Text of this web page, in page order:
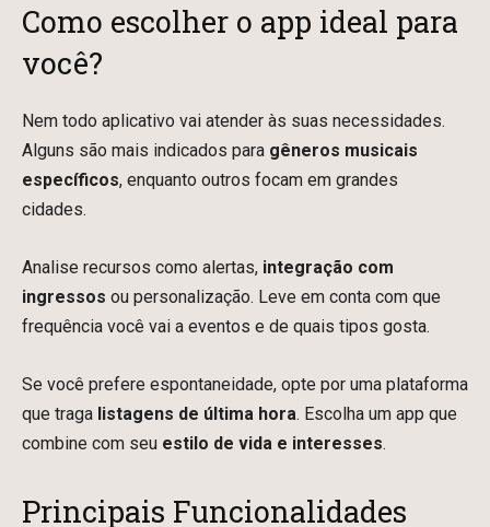
Como escolher o app ideal para
você?
Nem todo aplicativo vai atender às suas necessidades.
Alguns são mais indicados para gêneros musicais
específicos, enquanto outros focam em grandes
cidades.
Analise recursos como alertas, integração com
ingressos ou personalização. Leve em conta com que
frequência você vai a eventos e de quais tipos gosta.
Se você prefere espontaneidade, opte por uma plataforma
que traga listagens de última hora. Escolha um app que
combine com seu estilo de vida e interesses.
Principais Funcionalidades